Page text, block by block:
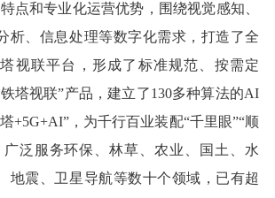
点和专业化运营优势，围绕视觉感知、
析、信息处理等数字化需求，打造了全
视联平台，形成了标准规范、按需定
塔视联”产品，建立了130多种算法的AI
+5G+AI”，为千行百业装配“千里眼”“顺
广泛服务环保、林草、农业、国土、水
地震、卫星导航等数十个领域，已有超